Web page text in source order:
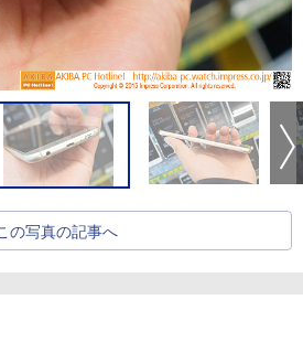
の写真の記事へ